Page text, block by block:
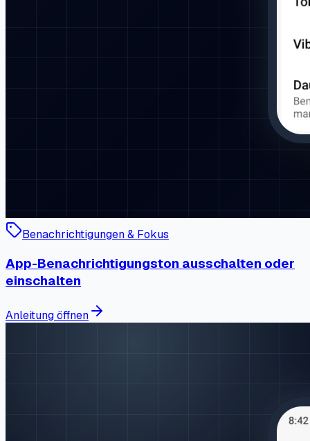
Benachrichtigungen & Fokus
App-Benachrichtigungston ausschalten oder
einschalten
Anleitung öffnen